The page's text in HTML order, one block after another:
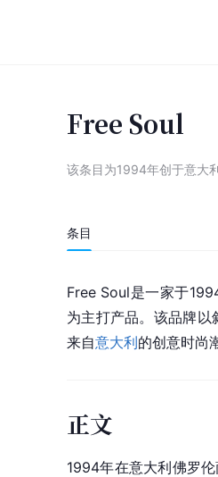
Free Soul
该条目为1994年创于意大
条目
Free Soul是一家于
为主打产品。该品牌
来自意大利的创意时尚
正文
1994年在意大利佛罗